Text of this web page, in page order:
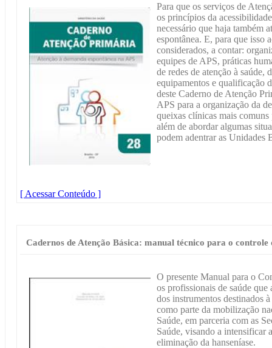
Para que os serviços de
os princípios da
necessário que haja também
espontânea. E, para que isso
considerados, a contar:
equipes de APS, práticas
de redes de atenção à
equipamentos e qualificação
deste Caderno de Atenção
APS para a organização da
queixas clínicas mais comuns
além de abordar algumas
podem adentrar as Unidades
[ Acessar Conteúdo ]
Cadernos de Atenção Básica: manual técnico para o
O presente Manual para o
os profissionais de saúde que
dos instrumentos destinados
como parte da mobilização
Saúde, em parceria com as
Saúde, visando a intensificar
eliminação da hanseníase.